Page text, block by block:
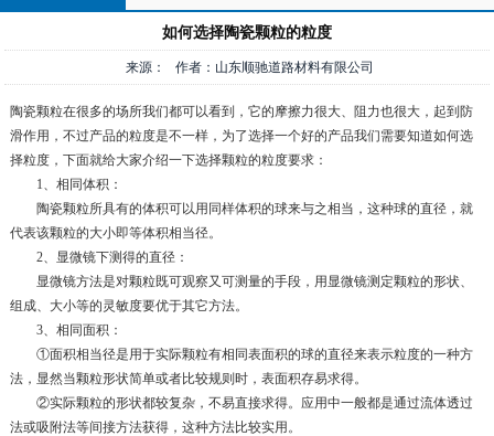
如何选择陶瓷颗粒的粒度
来源： 作者：山东顺驰道路材料有限公司
陶瓷颗粒在很多的场所我们都可以看到，它的摩擦力很大、阻力也很大，起到防
滑作用，不过产品的粒度是不一样，为了选择一个好的产品我们需要知道如何选
择粒度，下面就给大家介绍一下选择颗粒的粒度要求：
1、相同体积：
陶瓷颗粒所具有的体积可以用同样体积的球来与之相当，这种球的直径，就
代表该颗粒的大小即等体积相当径。
2、显微镜下测得的直径：
显微镜方法是对颗粒既可观察又可测量的手段，用显微镜测定颗粒的形状、
组成、大小等的灵敏度要优于其它方法。
3、相同面积：
①面积相当径是用于实际颗粒有相同表面积的球的直径来表示粒度的一种方
法，显然当颗粒形状简单或者比较规则时，表面积存易求得。
②实际颗粒的形状都较复杂，不易直接求得。应用中一般都是通过流体透过
法或吸附法等间接方法获得，这种方法比较实用。